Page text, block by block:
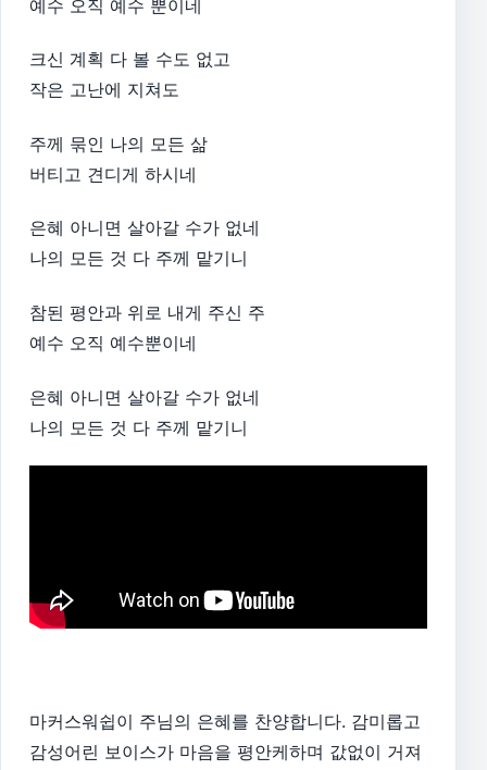
예수 오직 예수 뿐이네
크신 계획 다 볼 수도 없고
작은 고난에 지쳐도
주께 묶인 나의 모든 삶
버티고 견디게 하시네
은혜 아니면 살아갈 수가 없네
나의 모든 것 다 주께 맡기니
참된 평안과 위로 내게 주신 주
예수 오직 예수뿐이네
은혜 아니면 살아갈 수가 없네
나의 모든 것 다 주께 맡기니
마커스워쉽이 주님의 은혜를 찬양합니다. 감미롭고
감성어린 보이스가 마음을 평안케하며 값없이 거져